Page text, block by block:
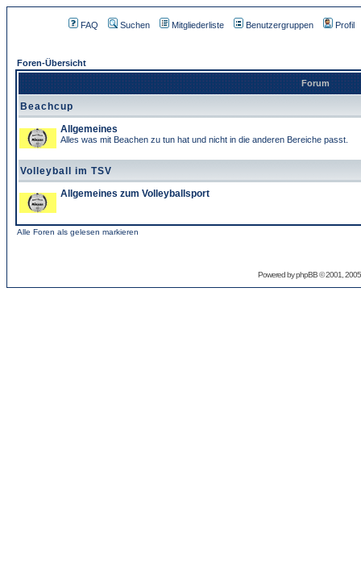
FAQ Suchen Mitgliederliste Benutzergruppen Profil
Foren-Übersicht
Forum
Beachcup
Allgemeines
Alles was mit Beachen zu tun hat und nicht in die anderen Bereiche passt.
Volleyball im TSV
Allgemeines zum Volleyballsport
Alle Foren als gelesen markieren
Powered byphpBB© 2001,